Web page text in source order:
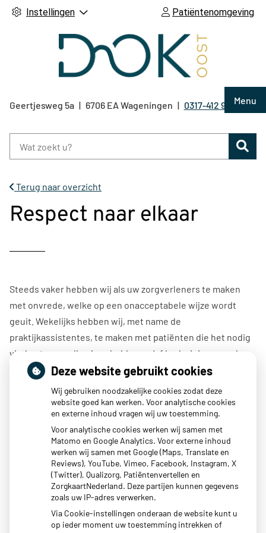
Instellingen Patiëntenomgeving
Menu
Geertjesweg 5a 6706 EA Wageningen Tel:
0317-412 921
Terug naar overzicht
Respect naar elkaar
Steeds vaker hebben wij als uw zorgverleners te maken
met onvrede, welke op een onacceptabele wijze wordt
geuit. Wekelijks hebben wij, met name de
praktijkassistentes, te maken met patiënten die het nodig
vinden te vervallen in schelden en/of bedreigingen zodra
zij niet het door hun gewenste antwoord ontvangen. Dit is
voor ons onacceptabel gedrag en wij roepen dit daarom
ook een halt toe, aangezien dit angst oproept en zorgt voor
een verminderd werkplezier. Wij gaan respectvol met u om
en verwachten van u eenzelfde benadering. Wanneer dit
niet het geval blijkt zullen wij u uitschrijven als patiënt,
want de bescherming van ons personeel is te allen tijde
onze prioriteit.
Deze website gebruikt cookies
Wij gebruiken noodzakelijke cookies zodat deze
website goed kan werken. Voor analytische cookies
en externe inhoud vragen wij uw toestemming.
Voor analytische cookies werken wij samen met
Matomo en Google Analytics. Voor externe inhoud
werken wij samen met Google (Maps, Translate en
Reviews), YouTube, Vimeo, Facebook, Instagram, X
(Twitter), Qualizorg, Patiëntenvertellen en
ZorgkaartNederland. Deze partijen kunnen gegevens
zoals uw IP-adres verwerken.
Via Cookie-instellingen onderaan de website kunt u
op ieder moment uw toestemming intrekken of